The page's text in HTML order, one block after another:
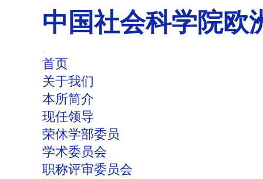
中国社会科学院欧
首页
关于我们
本所简介
现任领导
荣休学部委员
学术委员会
职称评审委员会